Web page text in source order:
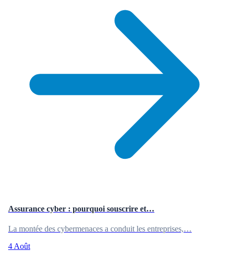
Assurance cyber : pourquoi souscrire et…
La montée des cybermenaces a conduit les entreprises,…
4 Août